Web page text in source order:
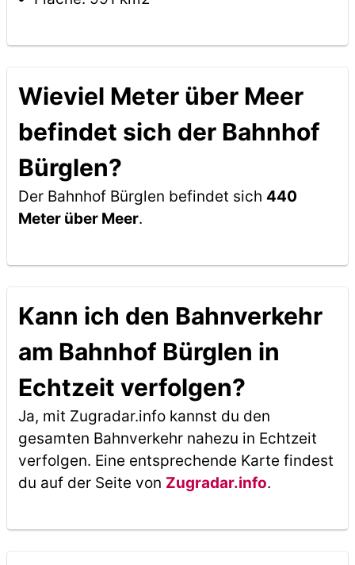
Wieviel Meter über Meer
befindet sich der Bahnhof
Bürglen?
Der Bahnhof Bürglen befindet sich 440
Meter über Meer.
Kann ich den Bahnverkehr
am Bahnhof Bürglen in
Echtzeit verfolgen?
Ja, mit Zugradar.info kannst du den
gesamten Bahnverkehr nahezu in Echtzeit
verfolgen. Eine entsprechende Karte findest
du auf der Seite von Zugradar.info.